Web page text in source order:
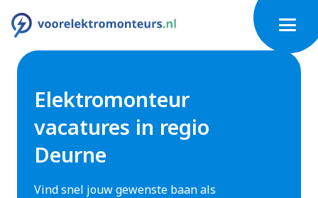
Elektromonteur
vacatures in regio
Deurne
Vind snel jouw gewenste baan als